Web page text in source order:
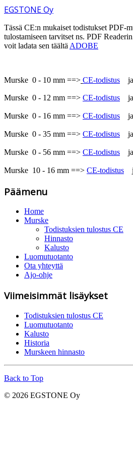
EGSTONE Oy
Tässä CE:n mukaiset todistukset PDF-
tulostamiseen tarvitset ns. PDF
voit ladata sen täältä ADOBE
Murske 0 - 10 mm ==> CE-todistus
Murske 0 - 12 mm ==> CE-todistus
Murske 0 - 16 mm ==> CE-todistus
Murske 0 - 35 mm ==> CE-todistus
Murske 0 - 56 mm ==> CE-todistus
Murske 10 - 16 mm ==> CE-todistus
Päämenu
Home
Murske
Todistuksien tulostus CE
Hinnasto
Kalusto
Luomutuotanto
Ota yhteyttä
Ajo-ohje
Viimeisimmät lisäykset
Todistuksien tulostus CE
Luomutuotanto
Kalusto
Historia
Murskeen hinnasto
Back to Top
© 2026 EGSTONE Oy